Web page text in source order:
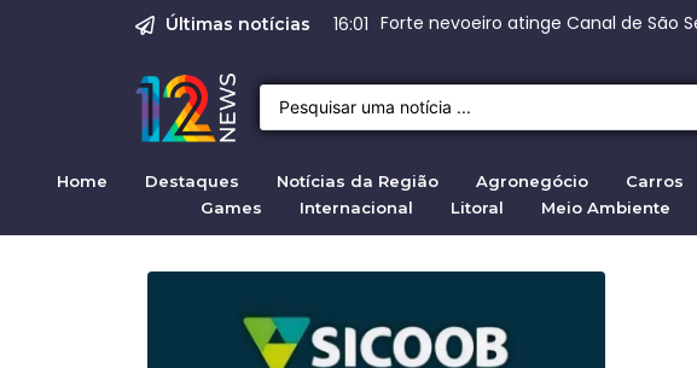
Últimas notícias 08:00 BNDES aprova R
Justiça de SP rejeita ação da
Emprego em Bragança Paulista:
Empregos em Bragança Paulista:
Crise migratória em Ceuta: 72.000
Home Destaques Notícias da Região Agronegócio Carros
Games
Internacional Litoral Meio Ambiente